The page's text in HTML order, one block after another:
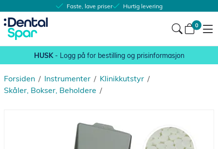
Faste, lave priser Hurtig levering
0
HUSK- Logg på for bestilling og prisinformasjon
/
Forsiden /
Instrumenter /
Klinikkutstyr
/
Skåler, Bokser, Beholdere